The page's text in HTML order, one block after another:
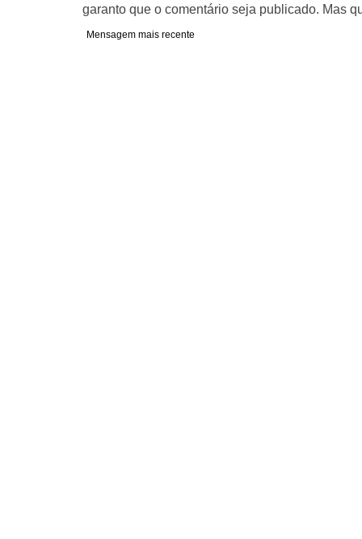
garanto que o comentário seja publicado. Mas
Mensagem mais recente